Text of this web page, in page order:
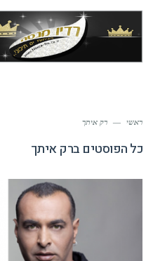
ראשי — רק איתך
כל הפוסטים ברק איתך